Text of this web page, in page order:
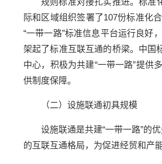
际和区域组织签署了107份标准化
“一带一路”标准信息平台运行良好
架起了标准互联互通的桥梁。中国
中心，积极为共建“一带一路”提供
供制度保障。
（二）设施联通初具规模
设施联通是共建“一带一路”的
的互联互通格局，为促进经贸和产